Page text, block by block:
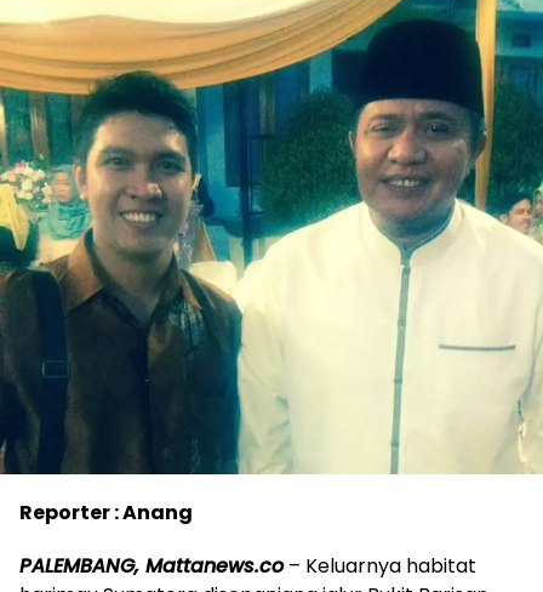
Reporter : Anang
PALEMBANG, Mattanews.co– Keluarnya habitat